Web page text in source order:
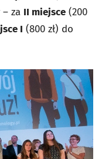
– za II miejsce (200
I (800 zł) do